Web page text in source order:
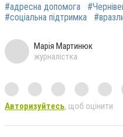
#адресна допомога
#соціальна підтримка
Марія Мартинюк
журналістка
Авторизуйтесь, щоб оцінити